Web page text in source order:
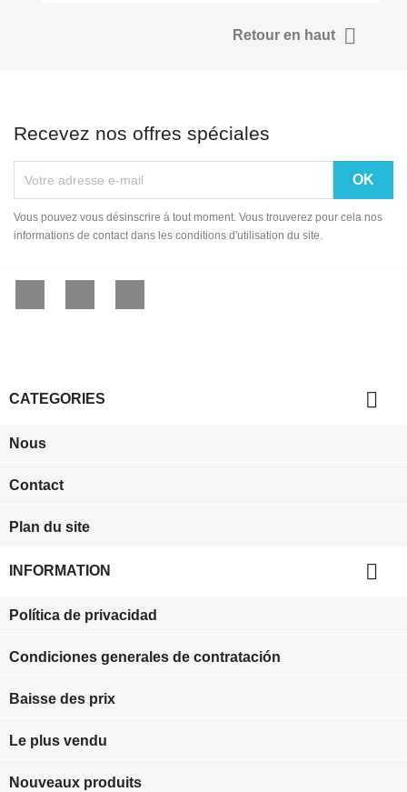
Retour en haut 
Recevez nos offres spéciales
Vous pouvez vous désinscrire à tout moment. Vous trouverez pour cela nos
informations de contact dans les conditions d'utilisation du site.
CATEGORIES 
Nous
Contact
Plan du site
INFORMATION 
Política de privacidad
Condiciones generales de contratación
Baisse des prix
Le plus vendu
Nouveaux produits